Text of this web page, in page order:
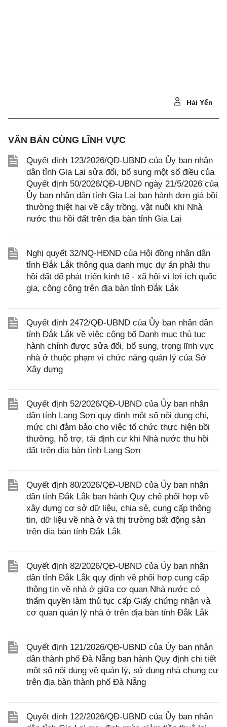
Hải Yến
VĂN BẢN CÙNG LĨNH VỰC
Quyết định 123/2026/QĐ-UBND của Ủy ban nhân
dân tỉnh Gia Lai sửa đổi, bổ sung một số điều của
Quyết định 50/2026/QĐ-UBND ngày 21/5/2026 của
Ủy ban nhân dân tỉnh Gia Lai ban hành đơn giá bồi
thường thiệt hại về cây trồng, vật nuôi khi Nhà
nước thu hồi đất trên địa bàn tỉnh Gia Lai
Nghị quyết 32/NQ-HĐND của Hội đồng nhân dân
tỉnh Đắk Lắk thông qua danh mục dự án phải thu
hồi đất để phát triển kinh tế - xã hội vì lợi ích quốc
gia, công cộng trên địa bàn tỉnh Đắk Lắk
Quyết định 2472/QĐ-UBND của Ủy ban nhân dân
tỉnh Đắk Lắk về việc công bố Danh mục thủ tục
hành chính được sửa đổi, bổ sung, trong lĩnh vực
nhà ở thuộc phạm vi chức năng quản lý của Sở
Xây dựng
Quyết định 52/2026/QĐ-UBND của Ủy ban nhân
dân tỉnh Lạng Sơn quy định một số nội dung chi,
mức chi đảm bảo cho việc tổ chức thực hiện bồi
thường, hỗ trợ, tái định cư khi Nhà nước thu hồi
đất trên địa bàn tỉnh Lạng Sơn
Quyết định 80/2026/QĐ-UBND của Ủy ban nhân
dân tỉnh Đắk Lắk ban hành Quy chế phối hợp về
xây dựng cơ sở dữ liệu, chia sẻ, cung cấp thông
tin, dữ liệu về nhà ở và thị trường bất động sản
trên địa bàn tỉnh Đắk Lắk
Quyết định 82/2026/QĐ-UBND của Ủy ban nhân
dân tỉnh Đắk Lắk quy định về phối hợp cung cấp
thông tin về nhà ở giữa cơ quan Nhà nước có
thẩm quyền làm thủ tục cấp Giấy chứng nhận và
cơ quan quản lý nhà ở trên địa bàn tỉnh Đắk Lắk
Quyết định 121/2026/QĐ-UBND của Ủy ban nhân
dân thành phố Đà Nẵng ban hành Quy định chi tiết
một số nội dung về quản lý, sử dụng nhà chung cư
trên địa bàn thành phố Đà Nẵng
Quyết định 122/2026/QĐ-UBND của Ủy ban nhân